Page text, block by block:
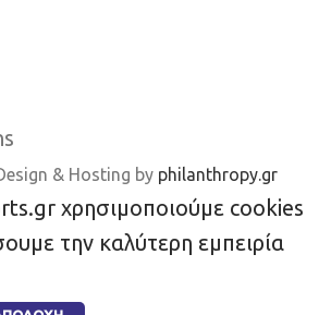
& Hosting by philanthropy.gr
χρησιμοποιούμε cookies
την καλύτερη εμπειρία